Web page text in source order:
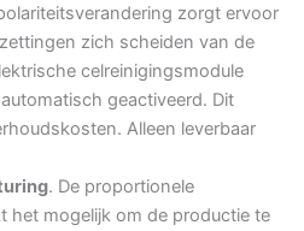
zorgt ervoor
zich scheiden van de
celreinigingsmodule
geactiveerd. Dit
Alleen leverbaar
. De proportionele
het mogelijk om de productie te